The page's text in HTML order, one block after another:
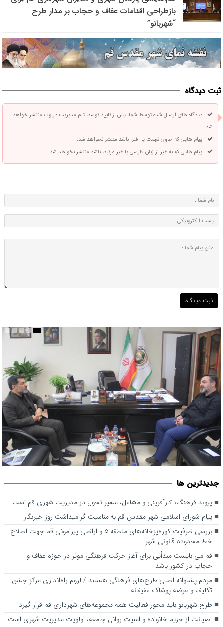
بازطراحی اقدامات عفاف و حجاب بر مدار طرح
“شهربانو”
ثبت دیدگاه
دیدگاه های ارسال شده توسط شما، پس از تایید توسط تیم مدیریت در وب منتشر خواهد
شد.
پیام هایی که حاوی تهمت یا افترا باشد منتشر نخواهد شد.
پیام هایی که به غیر از زبان فارسی یا غیر مرتبط باشد منتشر نخواهد شد.
است
جديدترين ها
پیوند فرهنگ، کارآفرینی و مشاغل، مسیر تحول در مدیریت شهری قم است
پیام شورای اسلامی شهر مقدس قم به مناسبت گرامیداشت روز خبرنگار
بررسی ظرفیت کوره‌پزخانه‌های منطقه ۵ و اراضی پیرامونی قم جهت اصلاح
خط محدوده قانونی شهر
قم می بایست مبدأیی برای آغاز حرکت فرهنگی موثر در حوزه عفاف و
حجاب در کشور باشد
مردم پشتوانه اصلی طرح‌های فرهنگی هستند / لزوم راه‌اندازی مرکز جشن
تکلیف و عرضه پوشاک عفیفانه
طرح شهربانو باید محور فعالیت همه مجموعه‌های شهرداری قم قرار گیرد
صیانت از حریم خانواده و امنیت روانی جامعه، اولویت مدیریت شهری است